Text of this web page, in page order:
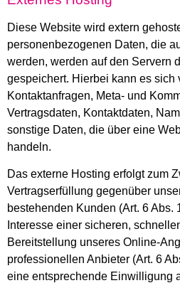
Diese Website wird extern
personenbezogenen Daten, die
werden, werden auf den Servern
gespeichert. Hierbei kann es sich
Kontaktanfragen, Meta- und
Vertragsdaten, Kontaktdaten,
sonstige Daten, die über eine
handeln.
Das externe Hosting erfolgt zum
Vertragserfüllung gegenüber
bestehenden Kunden (Art. 6 Abs.
Interesse einer sicheren,
Bereitstellung unseres Online-
professionellen Anbieter (Art. 6
eine entsprechende Einwilligung